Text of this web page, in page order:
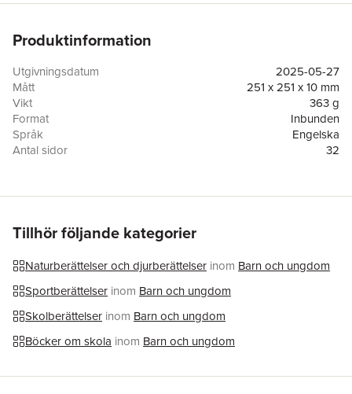
Produktinformation
Utgivningsdatum
2025-05-27
Mått
251 x 251 x 10 mm
Vikt
363 g
Format
Inbunden
Språk
Engelska
Antal sidor
32
ISBN
9781536241235
Tillhör följande kategorier
Naturberättelser och djurberättelser inom Barn och ungdom
Sportberättelser inom Barn och ungdom
Skolberättelser inom Barn och ungdom
Böcker om skola inom Barn och ungdom